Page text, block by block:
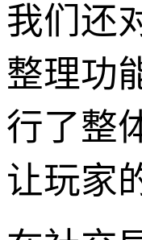
我们还
整理功
行了整
让玩家